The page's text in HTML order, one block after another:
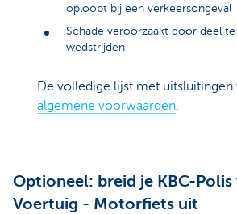
oploopt bij een verkeersongeval
Schade veroorzaakt door deel
wedstrijden
De volledige lijst met uitsluitingen
algemene voorwaarden.
Optioneel: breid je KBC-
Voertuig - Motorfiets uit